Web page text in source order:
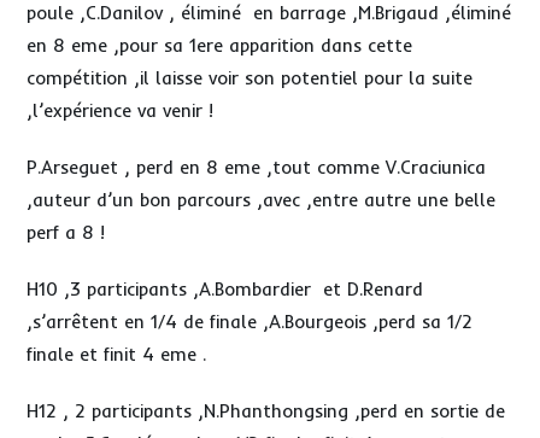
poule ,C.Danilov , éliminé en barrage ,M.Brigaud ,éliminé
en 8 eme ,pour sa 1ere apparition dans cette
compétition ,il laisse voir son potentiel pour la suite
,l’expérience va venir !
P.Arseguet , perd en 8 eme ,tout comme V.Craciunica
,auteur d’un bon parcours ,avec ,entre autre une belle
perf a 8 !
H10 ,3 participants ,A.Bombardier et D.Renard
,s’arrêtent en 1/4 de finale ,A.Bourgeois ,perd sa 1/2
finale et finit 4 eme .
H12 , 2 participants ,N.Phanthongsing ,perd en sortie de